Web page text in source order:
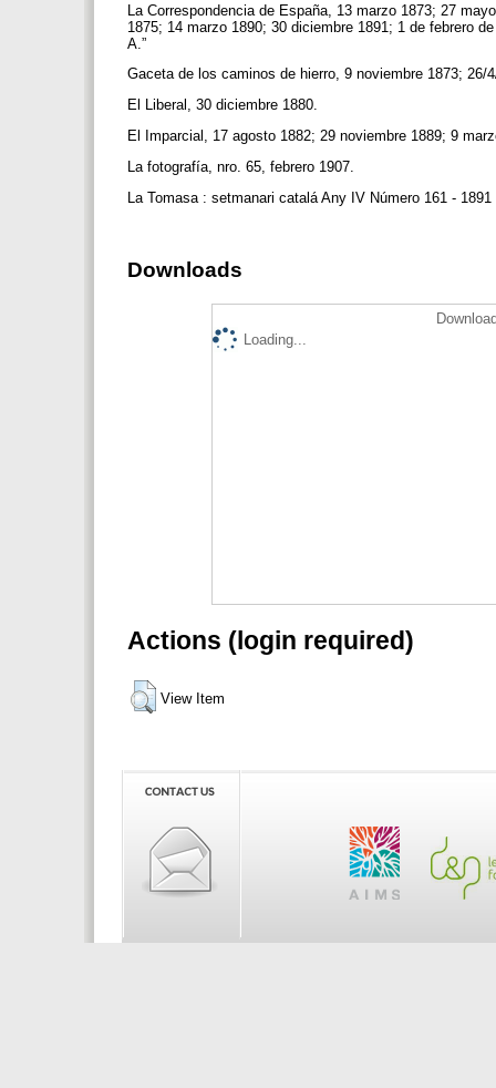
La Correspondencia de España, 13 marzo 1873; 27
1875; 14 marzo 1890; 30 diciembre 1891; 1 de febrero
A.”
Gaceta de los caminos de hierro, 9 noviembre 1873; 26/
El Liberal, 30 diciembre 1880.
El Imparcial, 17 agosto 1882; 29 noviembre 1889; 9
La fotografía, nro. 65, febrero 1907.
La Tomasa : setmanari catalá Any IV Número 161 -
Downloads
Loading...
Actions (login required)
View Item